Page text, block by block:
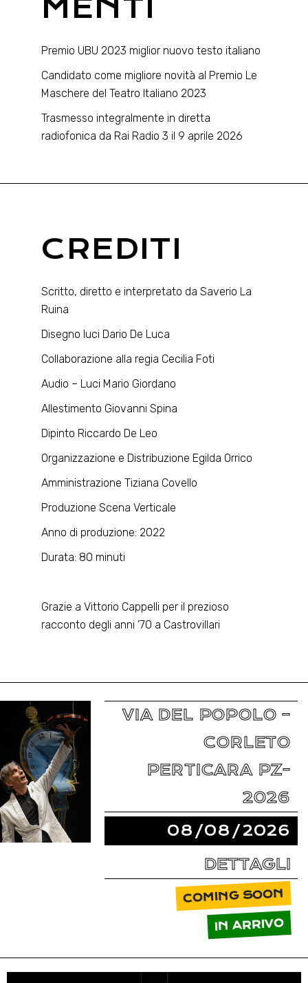
MENTI
Premio UBU 2023 miglior nuovo testo italiano
Candidato come migliore novità al Premio Le
Maschere del Teatro Italiano 2023
Trasmesso integralmente in diretta
radiofonica da Rai Radio 3 il 9 aprile 2026
CREDITI
Scritto, diretto e interpretato da Saverio La
Ruina
Disegno luci Dario De Luca
Collaborazione alla regia Cecilia Foti
Audio – Luci Mario Giordano
Allestimento Giovanni Spina
Dipinto Riccardo De Leo
Organizzazione e Distribuzione Egilda Orrico
Amministrazione Tiziana Covello
Produzione Scena Verticale
Anno di produzione: 2022
Durata: 80 minuti
Grazie a Vittorio Cappelli per il prezioso
racconto degli anni ’70 a Castrovillari
VIA DEL POPOLO –
CORLETO
PERTICARA PZ-
2026
08/08/2026
DETTAGLI
COMING SOON
IN ARRIVO